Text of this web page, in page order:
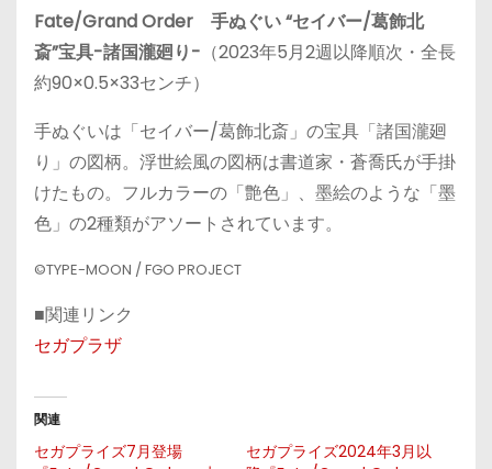
Fate/Grand Order 手ぬぐい “セイバー/葛飾北
斎”宝具-諸国瀧廻り- （2023年5月2週以降順次・全長
約90×0.5×33センチ）
手ぬぐいは「セイバー/葛飾北斎」の宝具「諸国瀧廻
り」の図柄。浮世絵風の図柄は書道家・蒼喬氏が手掛
けたもの。フルカラーの「艶色」、墨絵のような「墨
色」の2種類がアソートされています。
©TYPE-MOON / FGO PROJECT
■関連リンク
セガプラザ
関連
セガプライズ7月登場
セガプライズ2024年3月以